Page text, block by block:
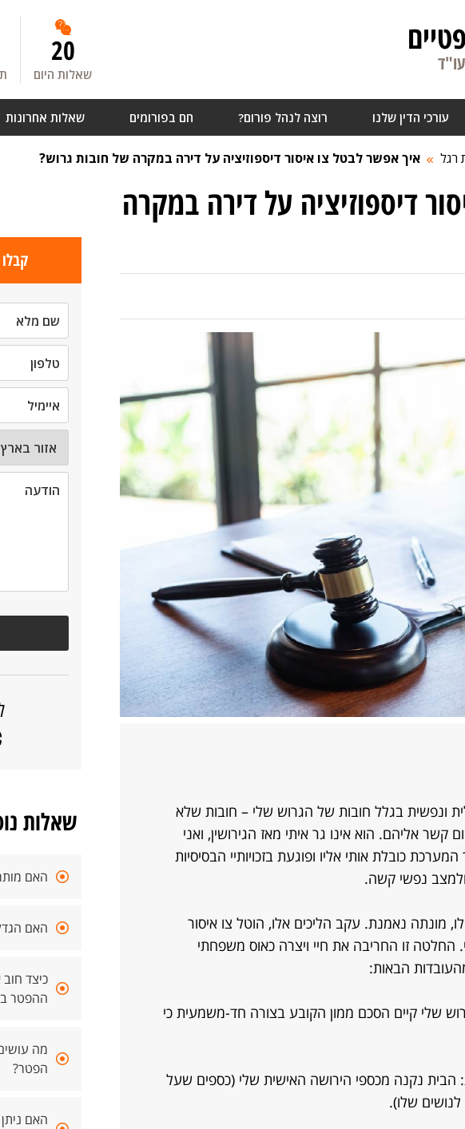
20
שאלות היום
עורכי הדין שלנו רוצה לנהל פורום? חם בפורומים שאלות אחרונות
רגל איך אפשר לבטל צו איסור דיספוזיציה על דירה במקרה של חובות גרוש?
דיספוזיציה על דירה במקרה
ונפשית בגלל חובות של הגרוש שלי – חובות שלא
קשר אליהם. הוא אינו גר איתי מאז הגירושין, ואני
כובלת אותי אליו ופוגעת בזכויותיי הבסיסיות
ולמצב נפשי קשה.
מונתה נאמנת. עקב הליכים אלו, הוטל צו איסור
החלטה זו החריבה את חיי ויצרה כאוס משפחתי
הבאות:
שלי קיים הסכם ממון הקובע בצורה חד-משמעית כי
הבית נקנה מכספי הירושה האישית שלי (כספים שעל
לנושים שלו).
שאלות
האם
האם
כיצד
ההפטר
מה
הפטר?
האם